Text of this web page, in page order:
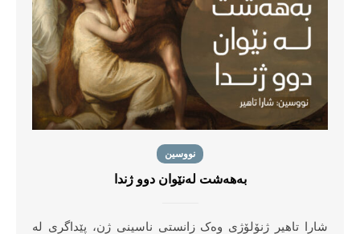
نووسین
بەهەشت لەنێوان دوو ژندا
شارا تاهیر ژنۆلۆژی وەک زانستی ناسینی ژن، پێداگری لە